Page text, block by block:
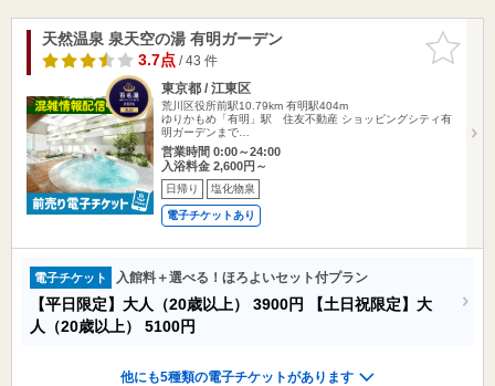
お気に入
りに追加
天然温泉 泉天空の湯 有明ガーデン
3.7点/ 43 件
東京都 / 江東区
荒川区役所前駅10.79km 有明駅404m
ゆりかもめ「有明」駅 住友不動産 ショッピングシティ有
明ガーデンまで…
営業時間 0:00～24:00
入浴料金 2,600円～
日帰り 塩化物泉
電子チケットあり
電子チケット 入館料＋選べる！ほろよいセット付プラン
【平日限定】大人（20歳以上） 3900円
【土日祝限定】大
人（20歳以上） 5100円
他にも5種類の電子チケットがあります